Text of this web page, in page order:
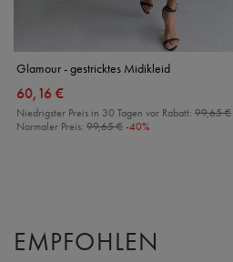
Glamour - gestricktes Midikleid
60,16 €
Niedrigster Preis in 30 Tagen vor Rabatt: 99,65 €
Normaler Preis: 99,65 € -40%
EMPFOHLEN